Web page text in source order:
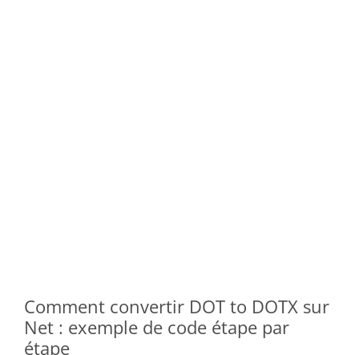
Comment convertir DOT to DOTX sur
Net : exemple de code étape par
étape